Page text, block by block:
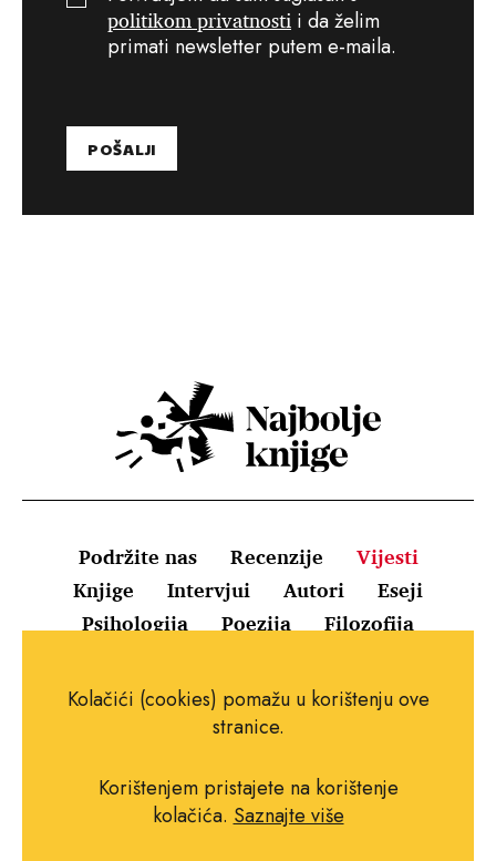
politikom privatnosti i da želim
primati newsletter putem e-maila.
Podržite nas Recenzije
Vijesti
Knjige
Intervjui Autori
Eseji
Psihologija
Poezija Filozofija
Uvjeti korištenja
Pravila o kolačićima
Impressum
Kolačići (cookies) pomažu u korištenju ove
stranice.
Korištenjem pristajete na korištenje
kolačića. Saznajte više